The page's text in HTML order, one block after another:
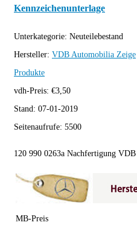
Kennzeichenunterlage
Unterkategorie: Neuteilebestand
Hersteller: VDB Automobilia Zeige
Produkte
vdh-Preis: €3,50
Stand: 07-01-2019
Seitenaufrufe: 5500
120 990 0263a Nachfertigung VDB
MB-Preis